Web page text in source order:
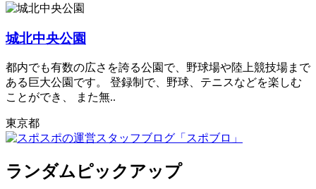
城北中央公園
都内でも有数の広さを誇る公園で、野球場や陸上競技場まで
ある巨大公園です。 登録制で、野球、テニスなどを楽しむ
ことができ、 また無..
東京都
ランダムピックアップ